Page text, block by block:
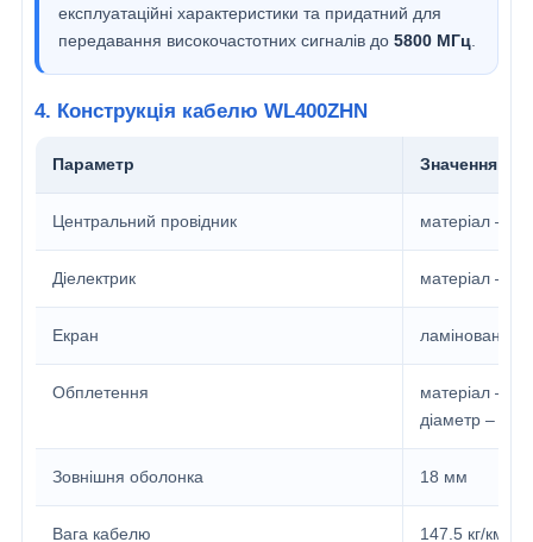
експлуатаційні характеристики та придатний для
передавання високочастотних сигналів до 5800 МГц
4. Конструкція кабелю WL400ZHN
Параметр Значення
Центральний провідник матеріал –
Діелектрик матеріал –
Екран ламінована
Обплетення
матеріал –
діаметр –
Зовнішня оболонка 18 мм
Вага кабелю 147.5 кг/км